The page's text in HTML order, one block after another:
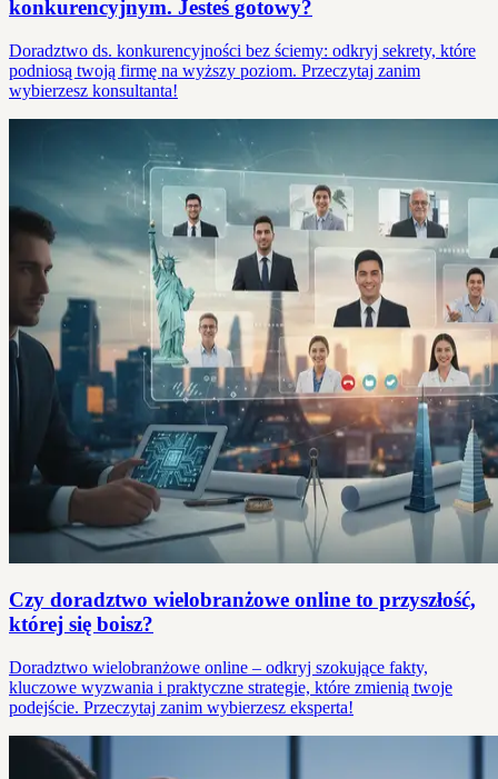
konkurencyjnym. Jesteś gotowy?
Doradztwo ds. konkurencyjności bez ściemy: odkryj sekrety, które
podniosą twoją firmę na wyższy poziom. Przeczytaj zanim
wybierzesz konsultanta!
Czy doradztwo wielobranżowe online to przyszłość,
której się boisz?
Doradztwo wielobranżowe online – odkryj szokujące fakty,
kluczowe wyzwania i praktyczne strategie, które zmienią twoje
podejście. Przeczytaj zanim wybierzesz eksperta!